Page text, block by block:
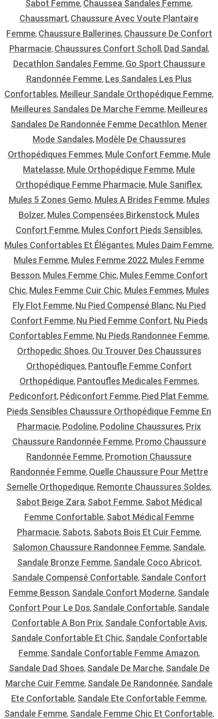
Sabot Femme, Chaussea Sandales Femme,
Chaussmart, Chaussure Avec Voute Plantaire
Femme, Chaussure Ballerines, Chaussure De Confort
Pharmacie, Chaussures Confort Scholl, Dad Sandal,
Decathlon Sandales Femme, Go Sport Chaussure
Randonnée Femme, Les Sandales Les Plus
Confortables, Meilleur Sandale Orthopédique Femme,
Meilleures Sandales De Marche Femme, Meilleures
Sandales De Randonnée Femme Decathlon, Mener
Mode Sandales, Modèle De Chaussures
Orthopédiques Femmes, Mule Confort Femme, Mule
Matelasse, Mule Orthopédique Femme, Mule
Orthopédique Femme Pharmacie, Mule Saniflex,
Mules 5 Zones Gemo, Mules A Brides Femme, Mules
Bolzer, Mules Compensées Birkenstock, Mules
Confort Femme, Mules Confort Pieds Sensibles,
Mules Confortables Et Élégantes, Mules Daim Femme,
Mules Femme, Mules Femme 2022, Mules Femme
Besson, Mules Femme Chic, Mules Femme Confort
Chic, Mules Femme Cuir Chic, Mules Femmes, Mules
Fly Flot Femme, Nu Pied Compensé Blanc, Nu Pied
Confort Femme, Nu Pied Femme Confort, Nu Pieds
Confortables Femme, Nu Pieds Randonnee Femme,
Orthopedic Shoes, Ou Trouver Des Chaussures
Orthopédiques, Pantoufle Femme Confort
Orthopédique, Pantoufles Medicales Femmes,
Pediconfort, Pédiconfort Femme, Pied Plat Femme,
Pieds Sensibles Chaussure Orthopédique Femme En
Pharmacie, Podoline, Podoline Chaussures, Prix
Chaussure Randonnée Femme, Promo Chaussure
Randonnée Femme, Promotion Chaussure
Randonnée Femme, Quelle Chaussure Pour Mettre
Semelle Orthopedique, Remonte Chaussures Soldes,
Sabot Beige Zara, Sabot Femme, Sabot Médical
Femme Confortable, Sabot Médical Femme
Pharmacie, Sabots, Sabots Bois Et Cuir Femme,
Salomon Chaussure Randonnee Femme, Sandale,
Sandale Bronze Femme, Sandale Coco Abricot,
Sandale Compensé Confortable, Sandale Confort
Femme Besson, Sandale Confort Moderne, Sandale
Confort Pour Le Dos, Sandale Confortable, Sandale
Confortable A Bon Prix, Sandale Confortable Avis,
Sandale Confortable Et Chic, Sandale Confortable
Femme, Sandale Confortable Femme Amazon,
Sandale Dad Shoes, Sandale De Marche, Sandale De
Marche Cuir Femme, Sandale De Randonnée, Sandale
Ete Confortable, Sandale Ete Confortable Femme,
Sandale Femme, Sandale Femme Chic Et Confortable,